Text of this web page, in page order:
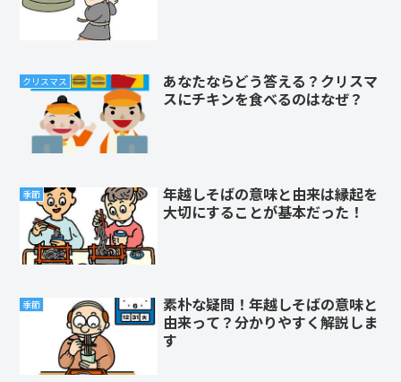
クリスマス
あなたならどう答える？クリスマ
スにチキンを食べるのはなぜ？
季節
年越しそばの意味と由来は縁起を
大切にすることが基本だった！
季節
素朴な疑問！年越しそばの意味と
由来って？分かりやすく解説しま
す